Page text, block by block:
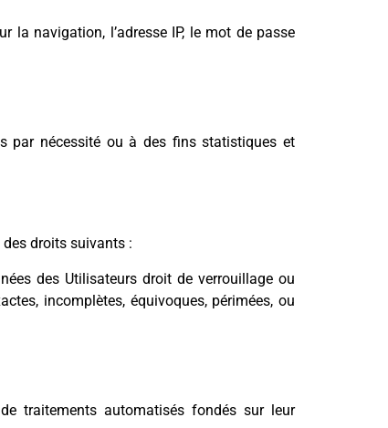
navigation, l’adresse IP, le mot de passe
par nécessité ou à des fins statistiques et
droits suivants :
des Utilisateurs droit de verrouillage ou
incomplètes, équivoques, périmées, ou
traitements automatisés fondés sur leur